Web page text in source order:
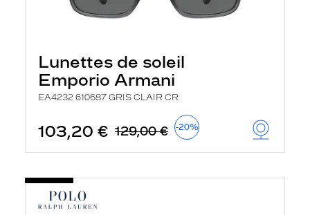
Lunettes de soleil
Emporio Armani
EA4232 610687 GRIS CLAIR CR
103,20 € 129,00 € -20%